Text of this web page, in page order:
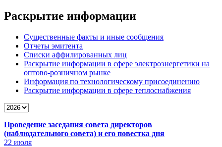
Раскрытие информации
Существенные факты и иные сообщения
Отчеты эмитента
Списки аффилированных лиц
Раскрытие информации в сфере электроэнергетики на
оптово-розничном рынке
Информация по технологическому присоединению
Раскрытие информации в сфере теплоснабжения
Проведение заседания совета директоров
(наблюдательного совета) и его повестка дня
22 июля